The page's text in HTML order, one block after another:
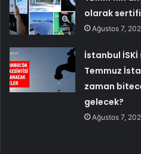
olarak
Ağustos 7,
İstanbul
Temmuz
zaman
gelecek?
Ağustos 7,